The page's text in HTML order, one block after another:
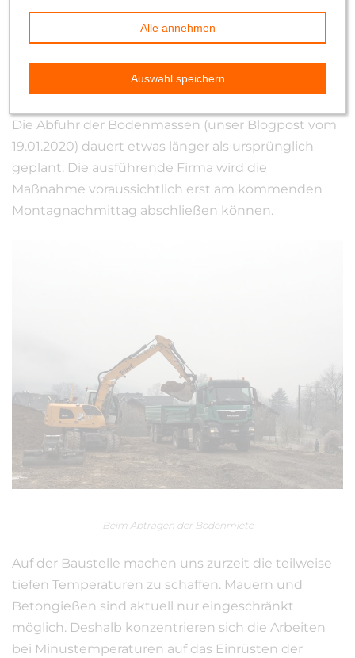
Die Abfuhr der Bodenmassen (unser Blogpost vom
19.01.2020) dauert etwas länger als ursprünglich
geplant. Die ausführende Firma wird die
Maßnahme voraussichtlich erst am kommenden
Montagnachmittag abschließen können.
Beim Abtragen der Bodenmiete
Auf der Baustelle machen uns zurzeit die teilweise
tiefen Temperaturen zu schaffen. Mauern und
Betongießen sind aktuell nur eingeschränkt
möglich. Deshalb konzentrieren sich die Arbeiten
bei Minustemperaturen auf das Einrüsten der